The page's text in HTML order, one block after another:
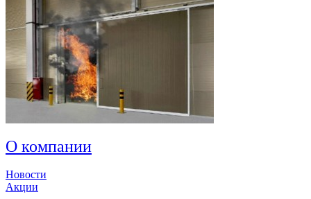
О компании
Новости
Акции